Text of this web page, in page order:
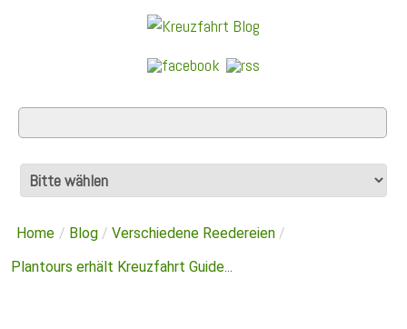
Home / Blog / Verschiedene Reedereien /
Plantours erhält Kreuzfahrt Guide...